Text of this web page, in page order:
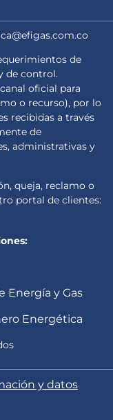
de
de control.
oficial para
o recurso), por lo
recibidas a través
de
administrativas y
queja, reclamo o
portal de clientes:
Energía y Gas
Energética
y datos